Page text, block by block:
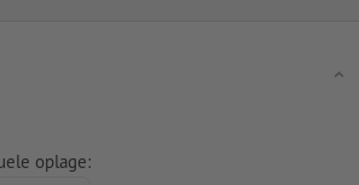
oplage: